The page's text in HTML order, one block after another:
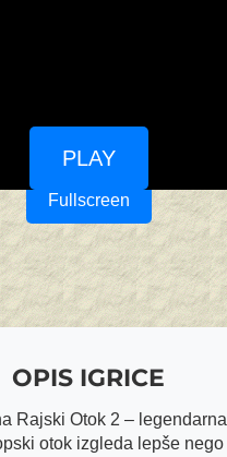
PLAY
Fullscreen
OPIS IGRICE
Rajski Otok 2 –
otok izgleda lepše nego